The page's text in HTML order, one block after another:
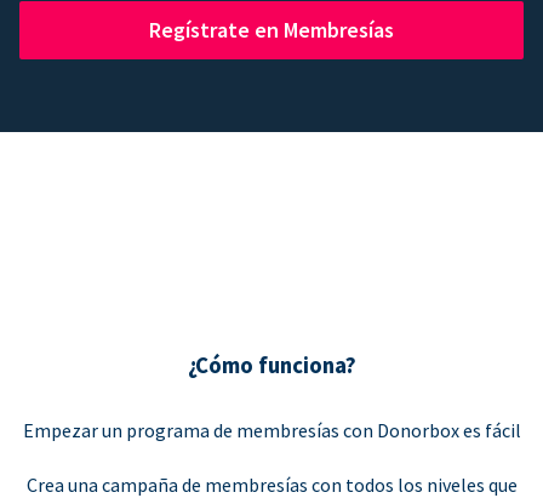
Regístrate en Membresías
¿Cómo funciona?
Empezar un programa de membresías con Donorbox es fácil
Crea una campaña de membresías con todos los niveles que